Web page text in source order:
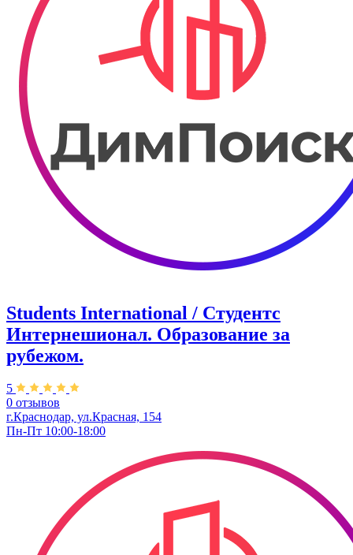
Students International / Студентс
Интернешионал. Образование за
рубежом.
5
0 отзывов
г.Краснодар, ул.Красная, 154
Пн-Пт 10:00-18:00